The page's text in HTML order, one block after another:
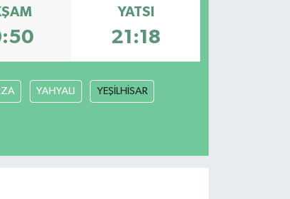
YATSI
21:18
YAHYALI YEŞİLHİSAR